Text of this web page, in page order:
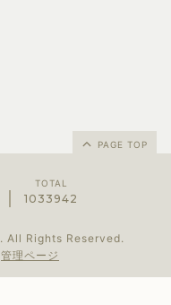
PAGE TOP
TOTAL
1033942
. All Rights Reserved.
管理ページ